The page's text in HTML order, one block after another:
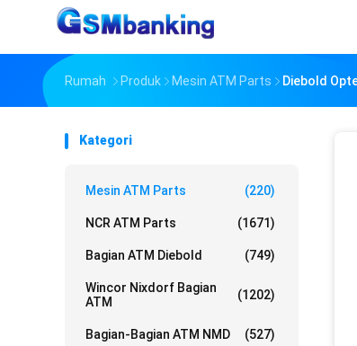
Rumah Produk Mesin ATM Parts Diebold
Kategori
Mesin ATM Parts (220)
NCR ATM Parts (1671)
Bagian ATM Diebold (749)
Wincor Nixdorf Bagian
ATM
(1202)
Bagian-Bagian ATM NMD (527)